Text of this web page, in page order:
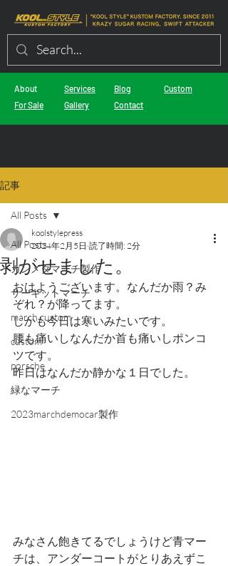
About
For Sale
Services
Gallery
Blog
Contact
Custom
記事
All Posts
ガンメタマーチ製作
サーキットマーチ
march custom
custom
porsche
緑なマーチ
2023marchdemocar製作
All Posts
剥がせました。
koolstylepress
2024年2月5日 読了時間: 2分
おはようございます。なんだか雨？み
ぞれ？が降ってます。
しかも今日は寒いみたいです。
腰も痛いしなんだか首も痛いしポンコ
ツです。
昨日はなんだか静かな１日でした。
みなさん飽きてるでしょうけど青マー
チは、アンダーコートがとりあえずこ